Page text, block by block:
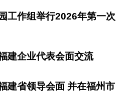
工作组举行2026年第一次
建企业代表会面交流
建省领导会面 并在福州市